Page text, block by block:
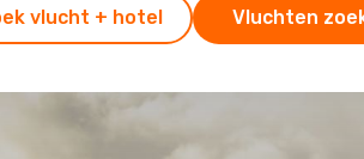
vlucht + hotel Vluchten